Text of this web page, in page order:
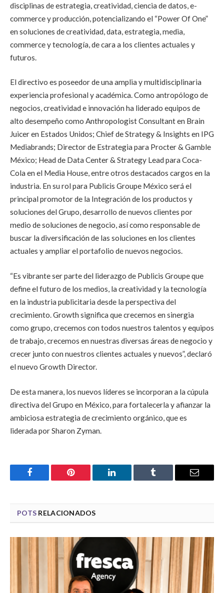
disciplinas de estrategia, creatividad, ciencia de datos, e-
commerce y producción, potencializando el “Power Of One”
en soluciones de creatividad, data, estrategia, media,
commerce y tecnología, de cara a los clientes actuales y
futuros.
El directivo es poseedor de una amplia y multidisciplinaria
experiencia profesional y académica. Como antropólogo de
negocios, creatividad e innovación ha liderado equipos de
alto desempeño como Anthropologist Consultant en Brain
Juicer en Estados Unidos; Chief de Strategy & Insights en IPG
Mediabrands; Director de Estrategia para Procter & Gamble
México; Head de Data Center & Strategy Lead para Coca-
Cola en el Media House, entre otros destacados cargos en la
industria. En su rol para Publicis Groupe México será el
principal promotor de la Integración de los productos y
soluciones del Grupo, desarrollo de nuevos clientes por
medio de soluciones de negocio, así como responsable de
buscar la diversificación de las soluciones en los clientes
actuales y ampliar el portafolio de nuevos negocios.
“Es vibrante ser parte del liderazgo de Publicis Groupe que
define el futuro de los medios, la creatividad y la tecnología
en la industria publicitaria desde la perspectiva del
crecimiento. Growth significa que crecemos en sinergia
como grupo, crecemos con todos nuestros talentos y equipos
de trabajo, crecemos en nuestras diversas áreas de negocio y
crecer junto con nuestros clientes actuales y nuevos”, declaró
el nuevo Growth Director.
De esta manera, los nuevos líderes se incorporan a la cúpula
directiva del Grupo en México, para fortalecerla y afianzar la
ambiciosa estrategia de crecimiento orgánico, que es
liderada por Sharon Zyman.
Facebook Pinterest LinkedIn Tumblr Email
POTS RELACIONADOS